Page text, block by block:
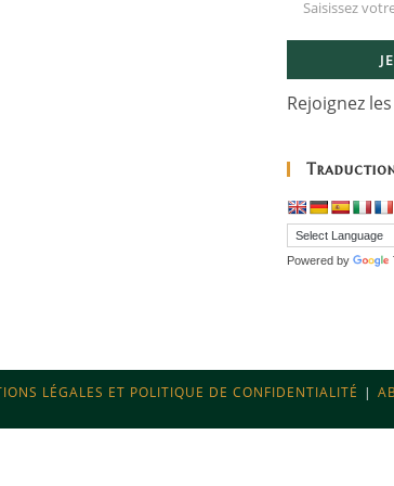
Rejoignez
Powered by
LÉGALES ET POLITIQUE DE CONFIDENTIALITÉ